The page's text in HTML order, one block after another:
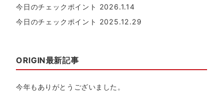
今日のチェックポイント 2026.1.14
今日のチェックポイント 2025.12.29
ORIGIN最新記事
今年もありがとうございました。